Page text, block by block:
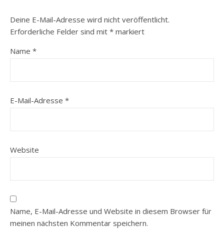
Deine E-Mail-Adresse wird nicht veröffentlicht.
Erforderliche Felder sind mit * markiert
Name *
E-Mail-Adresse *
Website
Name, E-Mail-Adresse und Website in diesem Browser für
meinen nächsten Kommentar speichern.